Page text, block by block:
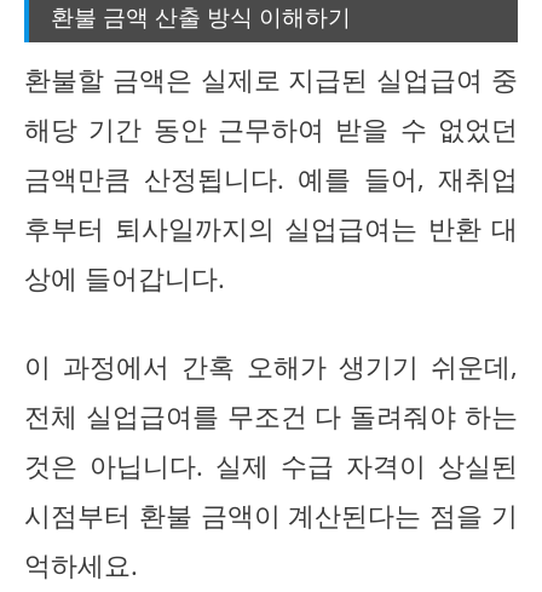
환불 금액 산출 방식 이해하기
환불할 금액은 실제로 지급된 실업급여 중
해당 기간 동안 근무하여 받을 수 없었던
금액만큼 산정됩니다. 예를 들어, 재취업
후부터 퇴사일까지의 실업급여는 반환 대
상에 들어갑니다.
이 과정에서 간혹 오해가 생기기 쉬운데,
전체 실업급여를 무조건 다 돌려줘야 하는
것은 아닙니다. 실제 수급 자격이 상실된
시점부터 환불 금액이 계산된다는 점을 기
억하세요.